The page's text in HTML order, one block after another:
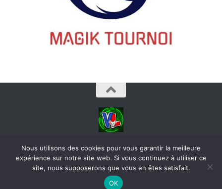
videoludos © 2026. Tous droits réservés.
Nous utilisons des cookies pour vous garantir la meilleure
expérience sur notre site web. Si vous continuez à utiliser ce
site, nous supposerons que vous en êtes satisfait.
OK